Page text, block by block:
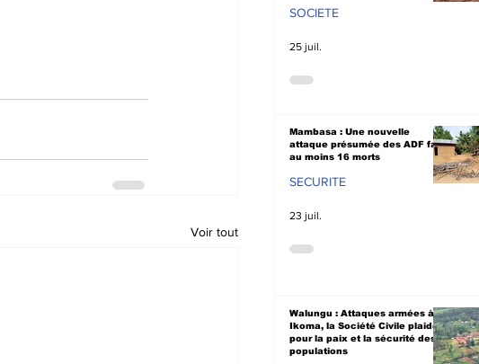
Voir tout
SOCIETE
25 juil.
Mambasa : Une nouvelle
attaque présumée des ADF fait
au moins 16 morts
SECURITE
23 juil.
Walungu : Attaques armées à
Ikoma, la Société Civile plaide
pour la paix et la sécurité des
populations